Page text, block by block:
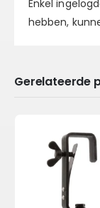
Enkel
hebben,
Gerelateerde